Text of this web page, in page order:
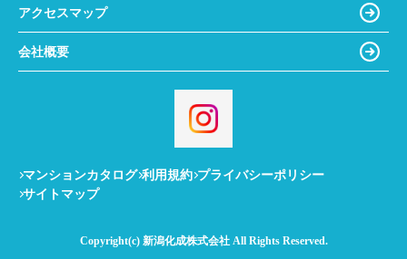
アクセスマップ
会社概要
マンションカタログ 利用規約 プライバシーポリシー
サイトマップ
Copyright(c) 新潟化成株式会社 All Rights Reserved.